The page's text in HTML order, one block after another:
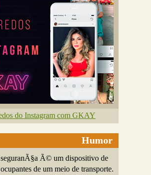
do Instagram com GKAY
Humor
Ã© um dispositivo de
de um meio de transporte.